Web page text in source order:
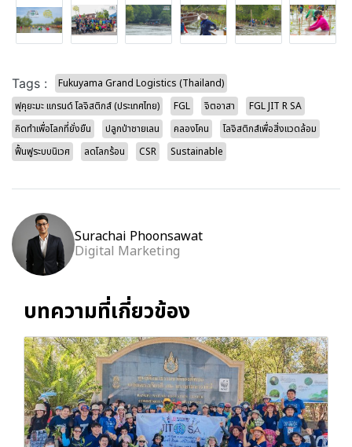
Tags :
Fukuyama Grand Logistics (Thailand)
ฟุคุยะมะ แกรนด์ โลจิสติกส์ (ประเทศไทย)
FGL จิตอาสา
FGL JIT R SA
คิดทำเพื่อโลกที่ยั่งยืน
ปลูกป่าชายเลน คลองโคน
โลจิสติกส์เพื่อสิ่งแวดล้อม
ฟื้นฟูระบบนิเวศ
ลดโลกร้อน CSR Sustainable
Surachai Phoonsawat
Digital Marketing
บทความที่เกี่ยวข้อง